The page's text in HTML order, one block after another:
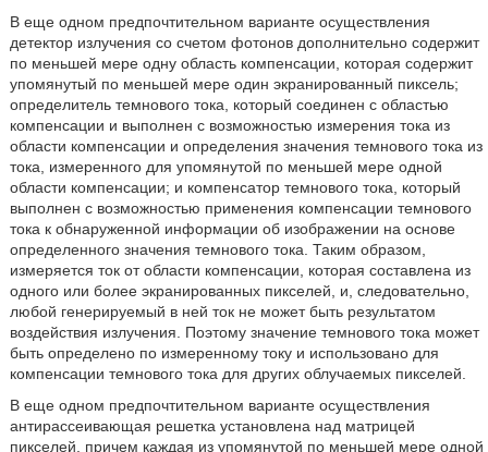
В еще одном предпочтительном варианте осуществления
детектор излучения со счетом фотонов дополнительно содержит
по меньшей мере одну область компенсации, которая содержит
упомянутый по меньшей мере один экранированный пиксель;
определитель темнового тока, который соединен с областью
компенсации и выполнен с возможностью измерения тока из
области компенсации и определения значения темнового тока из
тока, измеренного для упомянутой по меньшей мере одной
области компенсации; и компенсатор темнового тока, который
выполнен с возможностью применения компенсации темнового
тока к обнаруженной информации об изображении на основе
определенного значения темнового тока. Таким образом,
измеряется ток от области компенсации, которая составлена из
одного или более экранированных пикселей, и, следовательно,
любой генерируемый в ней ток не может быть результатом
воздействия излучения. Поэтому значение темнового тока может
быть определено по измеренному току и использовано для
компенсации темнового тока для других облучаемых пикселей.
В еще одном предпочтительном варианте осуществления
антирассеивающая решетка установлена над матрицей
пикселей, причем каждая из упомянутой по меньшей мере одной